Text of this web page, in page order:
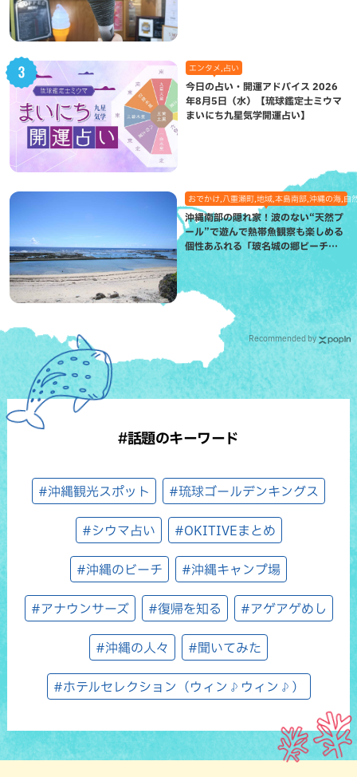
エンタメ,占い
今日の占い・開運アドバイス 2026
年8月5日（水）【琉球鑑定士ミウマ
まいにち九星気学開運占い】
おでかけ,八重瀬町,地域,本島南部,沖縄の海,自
沖縄南部の隠れ家！波のない“天然プ
ール”で遊んで熱帯魚観察も楽しめる
個性あふれる「玻名城の郷ビーチ」
（八重瀬町）
Recommended by
#話題のキーワード
#沖縄観光スポット #琉球ゴールデンキングス
#シウマ占い #OKITIVEまとめ
#沖縄のビーチ #沖縄キャンプ場
#アナウンサーズ #復帰を知る #アゲアゲめし
#沖縄の人々 #聞いてみた
#ホテルセレクション（ウィン♪ウィン♪）